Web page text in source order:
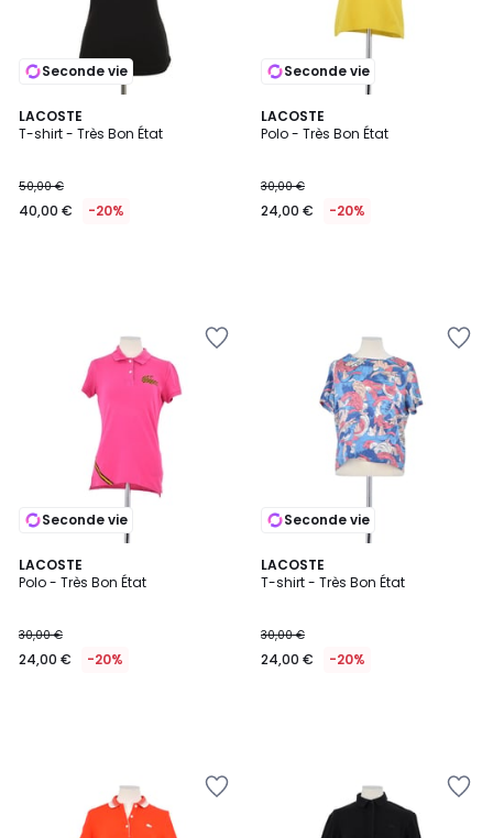
Seconde vie
LACOSTE
T-shirt - Très Bon État
50,00 €
40,00 € -20%
Seconde vie
LACOSTE
Polo - Très Bon État
30,00 €
24,00 € -20%
Seconde vie
LACOSTE
Polo - Très Bon État
30,00 €
24,00 € -20%
Seconde vie
LACOSTE
T-shirt - Très Bon État
30,00 €
24,00 € -20%